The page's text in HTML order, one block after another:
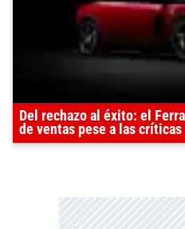
Del rechazo al éxito: el
de ventas pese a las